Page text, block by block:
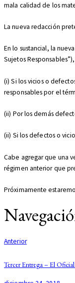
mala calidad de los
La nueva redacción
En lo sustancial, la
Sujetos
(i) Si los vicios o
responsables por el
(ii) Por los demás
(ii) Si los defectos o
Cabe agregar que una
régimen anterior que
Próximamente
Anterior
Tercer Entrega – El